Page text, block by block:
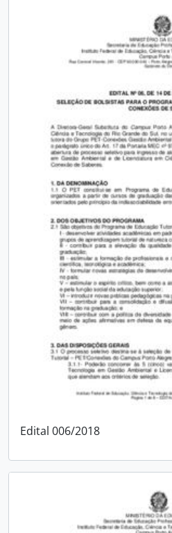
Edital 006/2018